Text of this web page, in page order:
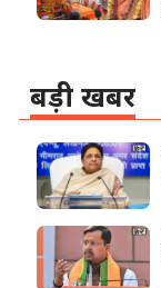
बड़ी खबर